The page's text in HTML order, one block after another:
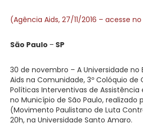
(Agência Aids, 27/11/2016 – acesse
São Paulo – SP
30 de novembro – A Universidade
Aids na Comunidade, 3º Colóquio de
Políticas Interventivas de Assistência
no Município de São Paulo, realizado
(Movimento Paulistano de Luta
20h, na Universidade Santo Amaro.